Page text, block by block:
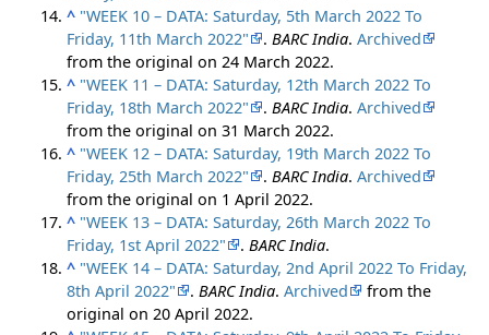
^ "WEEK 10 – DATA: Saturday, 5th March 2022 To
Friday, 11th March 2022"
. BARC India.Archived
from the original on 24 March 2022.
^ "WEEK 11 – DATA: Saturday, 12th March 2022 To
Friday, 18th March 2022"
. BARC India.Archived
from the original on 31 March 2022.
^ "WEEK 12 – DATA: Saturday, 19th March 2022 To
Friday, 25th March 2022"
. BARC India.Archived
from the original on 1 April 2022.
^ "WEEK 13 – DATA: Saturday, 26th March 2022 To
Friday, 1st April 2022"
. BARC India.
^ "WEEK 14 – DATA: Saturday, 2nd April 2022 To Friday,
8th April 2022"
. BARC India.Archived
from the
original on 20 April 2022.